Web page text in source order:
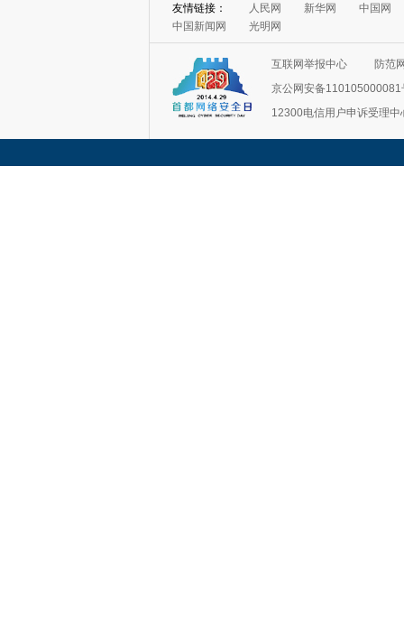
友情链接： 人民网 新华网
中国网
中国新闻网
光明网
互联网举报中心
防范
京公网安备110105000081
12300电信用户申诉受理中